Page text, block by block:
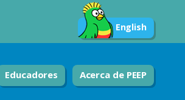
English
Educadores Acerca de PEEP